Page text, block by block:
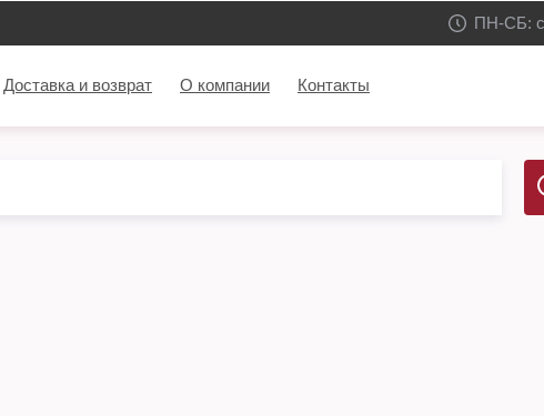
ПН-СБ: с
Доставка и возврат О компании Контакты